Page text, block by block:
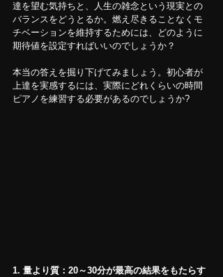
達を望む気持ちと、人生の雑念という現実との
バランスをどうとるか。燃え尽きることなくモ
チベーションを維持するためには、どのように
期待値を設定すればいいのでしょうか？
本当の答えを掘り下げてみましょう。初心者が
上達を実感するには、実際にどれくらいの時間
ピアノを練習する必要があるのでしょうか?
1. 量より質：20～30分が最高の結果をもたらす